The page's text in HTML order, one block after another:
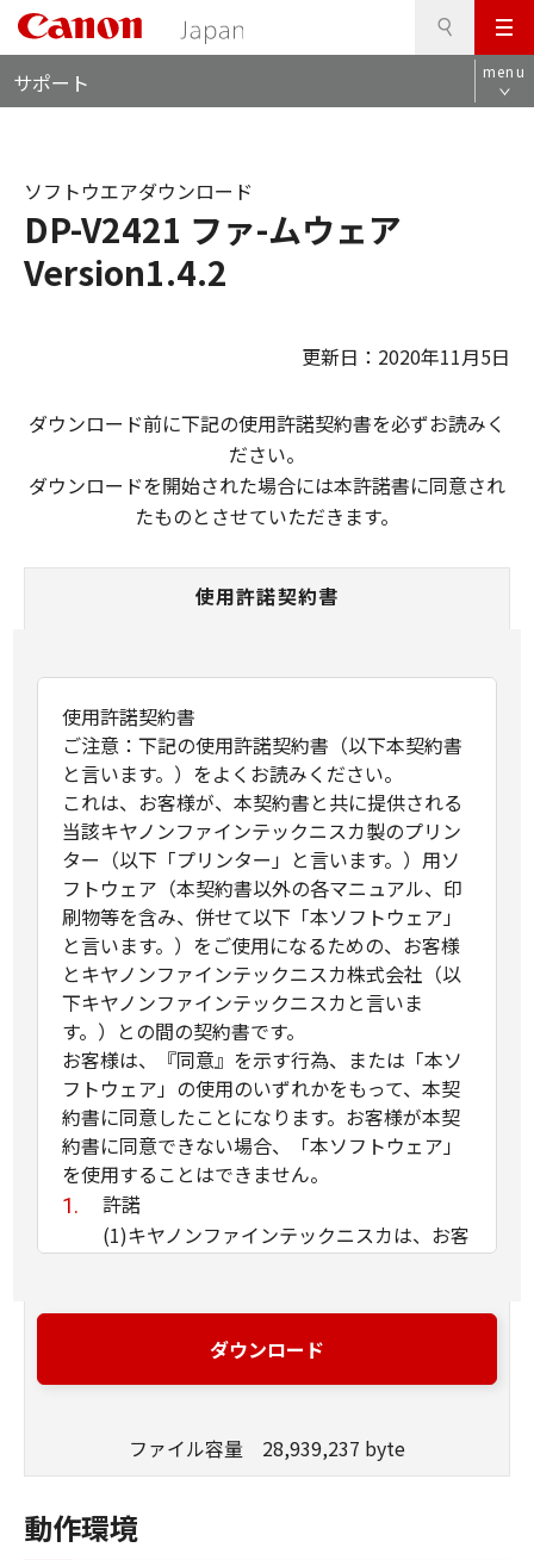
メ
ニ
ュ
サポート menu
DP-V2421 ファ-ムウェア
Version1.4.2
ソフトウエアダウンロード
更新日：2020年11月5日
ダウンロード前に下記の使用許諾契約書を必ずお読みく
ださい。
ダウンロードを開始された場合には本許諾書に同意され
たものとさせていただきます。
使用許諾契約書
使用許諾契約書
ご注意：下記の使用許諾契約書（以下本契約書
と言います。）をよくお読みください。
これは、お客様が、本契約書と共に提供される
当該キヤノンファインテックニスカ製のプリン
ター（以下「プリンター」と言います。）用ソ
フトウェア（本契約書以外の各マニュアル、印
刷物等を含み、併せて以下「本ソフトウェア」
と言います。）をご使用になるための、お客様
とキヤノンファインテックニスカ株式会社（以
下キヤノンファインテックニスカと言いま
す。）との間の契約書です。
お客様は、『同意』を示す行為、または「本ソ
フトウェア」の使用のいずれかをもって、本契
約書に同意したことになります。お客様が本契
約書に同意できない場合、「本ソフトウェア」
を使用することはできません。
許諾
(1)キヤノンファインテックニスカは、お客
ンピュータの記憶媒体上にインストールす
ること、またはコンピュータにおいて表示
行することのいずれも含むものとしま
す。）するための非独占的権利をお客様に
対して許諾します。
(2)お客様は、上記(1)に基づいて「本ソフ
ダウンロード
ファイル容量 28,939,237 byte
動作環境